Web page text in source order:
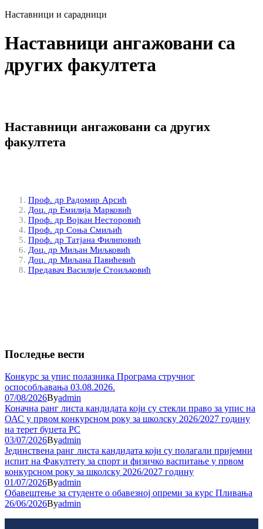
Наставници и сарадници
Наставници ангажовани са
других факултета
Наставници ангажовани са других
факултета
Проф. др Радомир Арсић
Доц. др Емилија Марковић
Проф. др Војкан Несторовић
Проф. др Соња Смиљић
Проф. др Татјана Филиповић
Доц. др Миљан Миљковић
Доц. др Миљана Павићевић
Предавач Василије Стоиљковић
Последње вести
Конкурс за упис полазника Програма стручног
оспособљавања 03.08.2026.
07/08/2026Byadmin
Коначна ранг листа кандидата који су стекли право за упис на
ОАС у првом конкурсном року за школску 2026/2027 годину
на терет буџета РС
03/07/2026Byadmin
Јединствена ранг листа кандидата који су полагали пријемни
испит на Факултету за спорт и физичко васпитање у првом
конкурсном року за школску 2026/2027 годину
01/07/2026Byadmin
Обавештење за студенте о обавезној опреми за курс Пливања
26/06/2026Byadmin